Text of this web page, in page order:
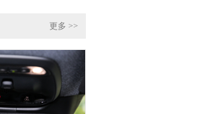
更多 >>